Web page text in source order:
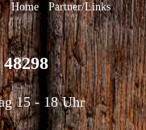
15 - 18 Uhr
Home Partner/Links